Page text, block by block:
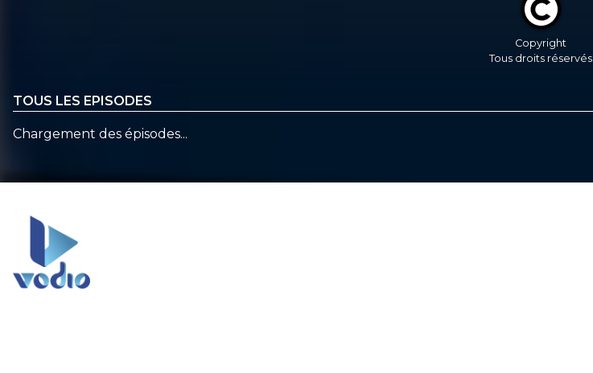
Copyright
Tous droits réservés
TOUS LES EPISODES
Chargement des épisodes...